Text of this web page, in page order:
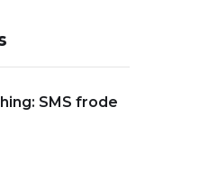
SMS frode